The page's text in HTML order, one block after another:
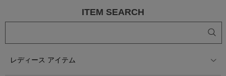
ITEM SEARCH
レディース アイテム